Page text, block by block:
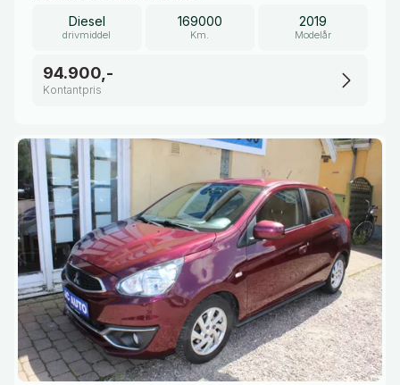
Diesel
drivmiddel
169000
Km.
2019
Modelår
94.900,-
Kontantpris